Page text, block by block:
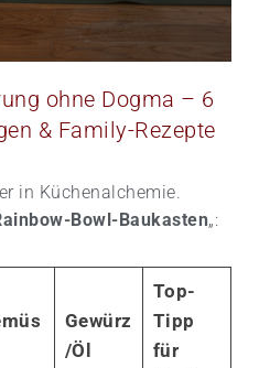
ohne Dogma – 6
& Family-Rezepte
in Küchen­alchemie.
Bowl-Baukasten„:
Gewürz
/Öl
Top-
Tipp
für